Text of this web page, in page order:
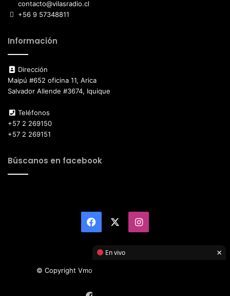
contacto@vilasradio.cl
+56 9 57348811
Información
Dirección
Maipú #652 oficina 11, Arica
Salvador Allende #3674, Iquique
Teléfonos
+57 2 269150
+57 2 269151
Búscanos en facebook
Facebook Instagram
© Copyright Vmotor TI 2026, All Rights Reserved
En vivo ×